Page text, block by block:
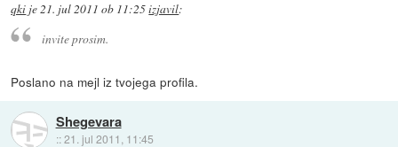
qki je21. jul 2011 ob 11:25izjavil:
invite prosim.
Poslano na mejl iz tvojega profila.
Shegevara
::21. jul 2011, 11:45